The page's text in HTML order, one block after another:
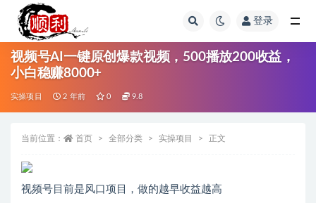
登录
视频号AI一键原创爆款视频，500播放200收益，
小白稳赚8000+
实操项目 2 年前 0 9.8
当前位置： 首页 全部分类 实操项目 正文
视频号目前是风口项目，做的越早收益越高
全部